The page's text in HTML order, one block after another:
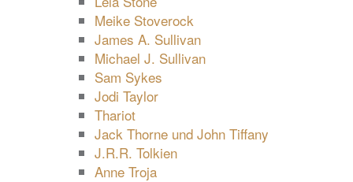
Meike Stoverock
James A. Sullivan
Michael J. Sullivan
Sam Sykes
Jodi Taylor
Thariot
Jack Thorne und John Tiffany
J.R.R. Tolkien
Anne Troja